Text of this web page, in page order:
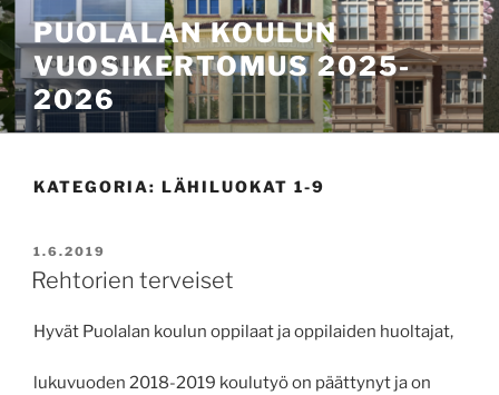
Siirry
sisältöönPUOLALAN KOULUN
VUOSIKERTOMUS 2025-
2026
KATEGORIA: LÄHILUOKAT 1-9
JULKAISTU
1.6.2019
Rehtorien terveiset
Hyvät Puolalan koulun oppilaat ja oppilaiden huoltajat,
lukuvuoden 2018-2019 koulutyö on päättynyt ja on